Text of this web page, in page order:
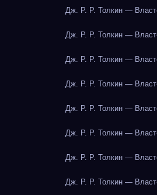
Дж. Р. Р. Толкин —
Дж. Р. Р. Толкин —
Дж. Р. Р. Толкин —
Дж. Р. Р. Толкин —
Дж. Р. Р. Толкин —
Дж. Р. Р. Толкин —
Дж. Р. Р. Толкин —
Дж. Р. Р. Толкин —